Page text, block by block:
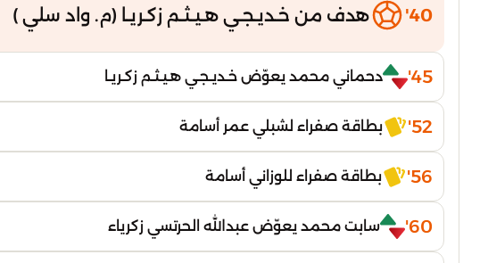
40' هدف من خـديـجـي هـيـثـم زكـريـا (م. واد سلي )
45' دحماني محمد يعوّض خـديـجـي هـيـثـم زكـريـا
52' بطاقة صفراء لشبلي عمر أسامة
56' بطاقة صفراء للوزاني أسامة
60' سابت محمد يعوّض عبدالله الحرتسي زكرياء